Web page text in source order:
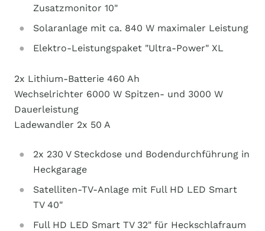
Zusatzmonitor 10"
Solaranlage mit ca. 840 W maximaler Leistung
Elektro-Leistungspaket "Ultra-Power" XL
2x Lithium-Batterie 460 Ah
Wechselrichter 6000 W Spitzen- und 3000 W
Dauerleistung
Ladewandler 2x 50 A
2x 230 V Steckdose und Bodendurchführung in
Heckgarage
Satelliten-TV-Anlage mit Full HD LED Smart
TV 40"
Full HD LED Smart TV 32" für Heckschlafraum